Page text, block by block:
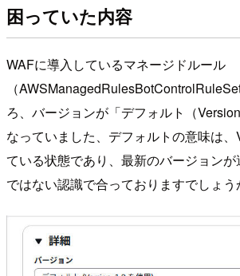
困っていた内容
WAFに導入しているマネージドルール
（
ろ、バージョンが「デフォルト（
なっていました、デフォルトの意味は
ている状態であり、最新のバージョン
ではない認識で合っておりますでしょう